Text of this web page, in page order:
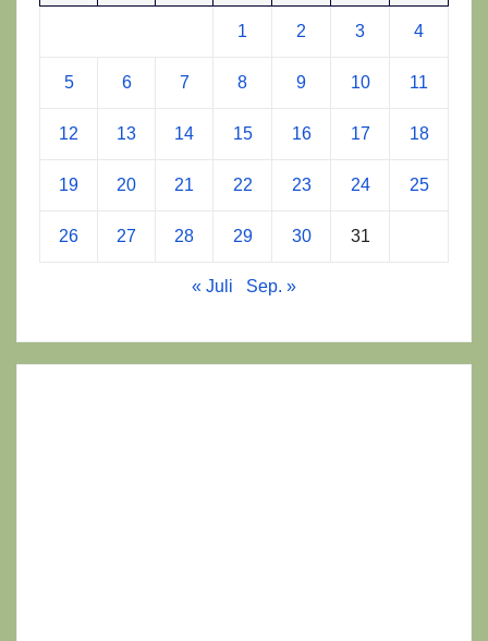
1 2 3 4
5 6 7 8 9 10 11
12 13 14 15 16 17 18
19 20 21 22 23 24 25
26 27 28 29 30 31
« Juli Sep. »